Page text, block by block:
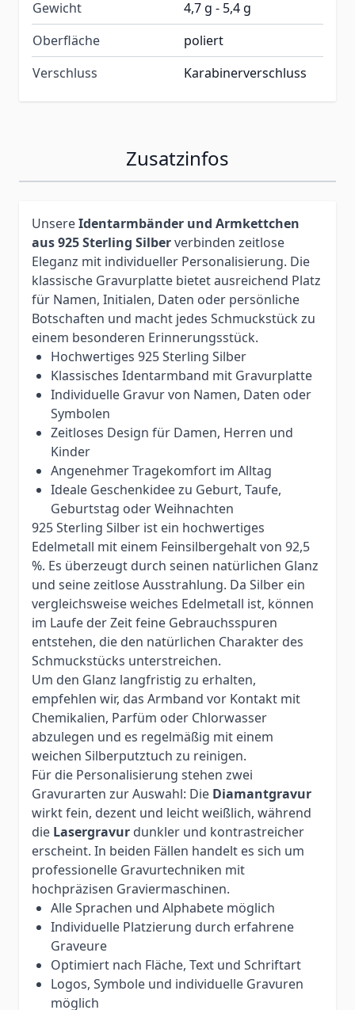
Gewicht
4,7 g - 5,4 g
Oberfläche
poliert
Verschluss
Karabinerverschluss
Zusatzinfos
UnsereIdentarmbänder und Armkettchen
aus 925 Sterling Silberverbinden zeitlose
Eleganz mit individueller Personalisierung. Die
klassische Gravurplatte bietet ausreichend Platz
für Namen, Initialen, Daten oder persönliche
Botschaften und macht jedes Schmuckstück zu
einem besonderen Erinnerungsstück.
Hochwertiges 925 Sterling Silber
Klassisches Identarmband mit Gravurplatte
Individuelle Gravur von Namen, Daten oder
Symbolen
Zeitloses Design für Damen, Herren und
Kinder
Angenehmer Tragekomfort im Alltag
Ideale Geschenkidee zu Geburt, Taufe,
Geburtstag oder Weihnachten
925 Sterling Silber ist ein hochwertiges
Edelmetall mit einem Feinsilbergehalt von 92,5
%. Es überzeugt durch seinen natürlichen Glanz
und seine zeitlose Ausstrahlung. Da Silber ein
vergleichsweise weiches Edelmetall ist, können
im Laufe der Zeit feine Gebrauchsspuren
entstehen, die den natürlichen Charakter des
Schmuckstücks unterstreichen.
Um den Glanz langfristig zu erhalten,
empfehlen wir, das Armband vor Kontakt mit
Chemikalien, Parfüm oder Chlorwasser
abzulegen und es regelmäßig mit einem
weichen Silberputztuch zu reinigen.
Für die Personalisierung stehen zwei
Gravurarten zur Auswahl: Die Diamantgravur
wirkt fein, dezent und leicht weißlich, während
die Lasergravur dunkler und kontrastreicher
erscheint. In beiden Fällen handelt es sich um
professionelle Gravurtechniken mit
hochpräzisen Graviermaschinen.
Alle Sprachen und Alphabete möglich
Individuelle Platzierung durch erfahrene
Graveure
Optimiert nach Fläche, Text und Schriftart
Logos, Symbole und individuelle Gravuren
möglich